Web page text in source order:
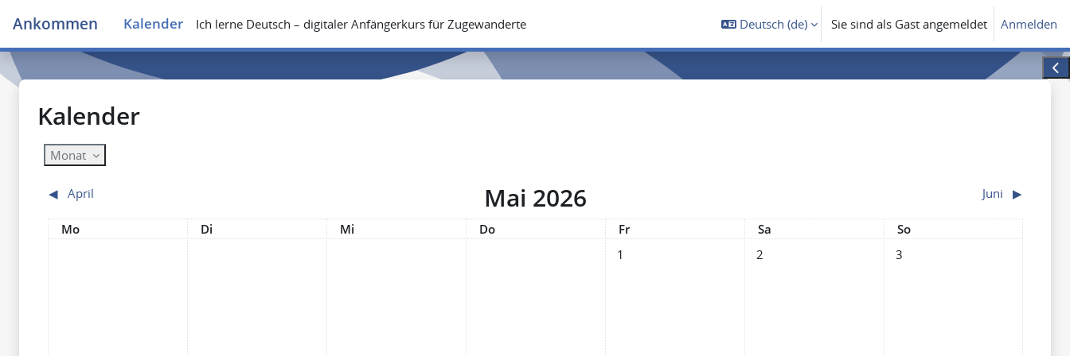
Ankommen Kalender Ich lerne Deutsch – digitaler Anfängerkurs für Zugewanderte Deutsch ‎(de)‎ Sie sind als Gast angemeldet Anmelden
Kalender
Monat
◀︎ April Mai 2026 Juni ▶︎
Montag
Mo Dienstag
Di Mittwoch
Mi Donnerstag
Do Freitag
Fr Samstag
Sa Sonntag
So
Keine Termine, Freitag, 1. Mai
1 Keine Termine, Samstag, 2. Mai
2 Keine Termine, Sonntag, 3. Mai
3